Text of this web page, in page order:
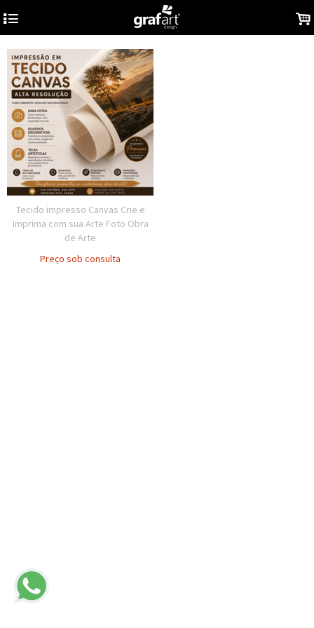
4 .
Tecido impresso Canvas Crie e
Imprima com sua Arte Foto Obra
de Arte
Preço sob consulta